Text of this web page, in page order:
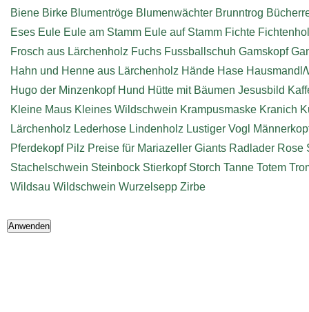
Biene Birke Blumentröge Blumenwächter Brunntrog
Eses Eule Eule am Stamm Eule auf Stamm Fichte
Frosch aus Lärchenholz Fuchs Fussballschuh Gamskopf
Hahn und Henne aus Lärchenholz Hände Hase Hausmandl/
Hugo der Minzenkopf Hund Hütte mit Bäumen Jesusbild
Kleine Maus Kleines Wildschwein Krampusmaske Kranich
Lärchenholz Lederhose Lindenholz Lustiger Vogl
Pferdekopf Pilz Preise für Mariazeller Giants Radlader Rose
Stachelschwein Steinbock Stierkopf Storch Tanne Totem
Wildsau Wildschwein Wurzelsepp Zirbe